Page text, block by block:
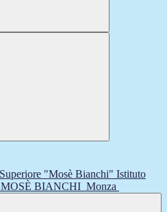
Istituto
MOSÈ BIANCHI Monza